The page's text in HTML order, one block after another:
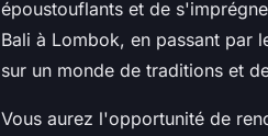
époustouflants et de
Bali à Lombok, en passant par
sur un monde de traditions et
Vous aurez l'opportunité de